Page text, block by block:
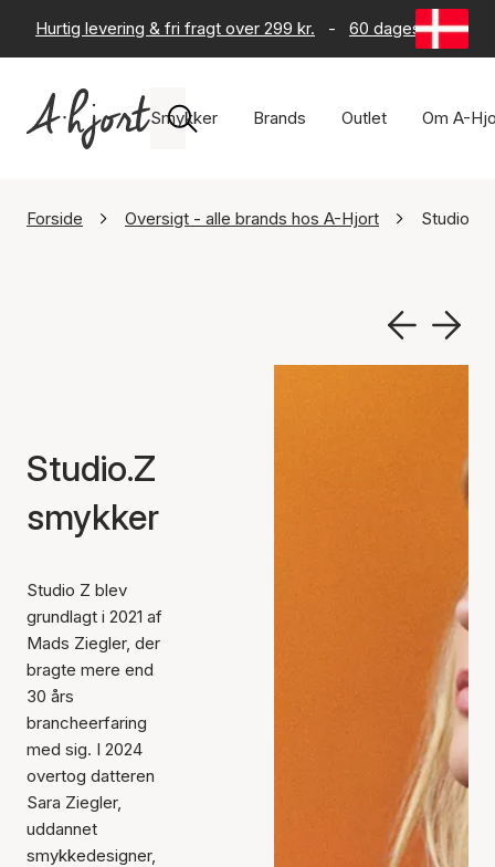
Hurtig levering & fri fragt over 299 kr. - 60 dages returret
Smykker Brands Outlet Om A-
Forside Oversigt - alle brands hos A-Hjort Studio.Z
Studio.Z
smykker
Studio Z blev
grundlagt i 2021 af
Mads Ziegler, der
bragte mere end
30 års
brancheerfaring
med sig. I 2024
overtog datteren
Sara Ziegler,
uddannet
smykkedesigner,